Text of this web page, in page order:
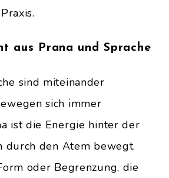
aus Prana und Sprache
sind miteinander
sich immer
ist die Energie hinter der
durch den Atem bewegt.
oder Begrenzung, die